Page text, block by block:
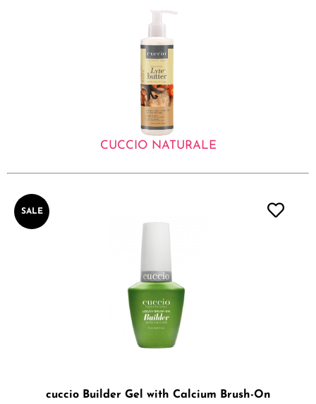
CUCCIO NATURALE
SALE
cuccio Builder Gel with Calcium Brush-On